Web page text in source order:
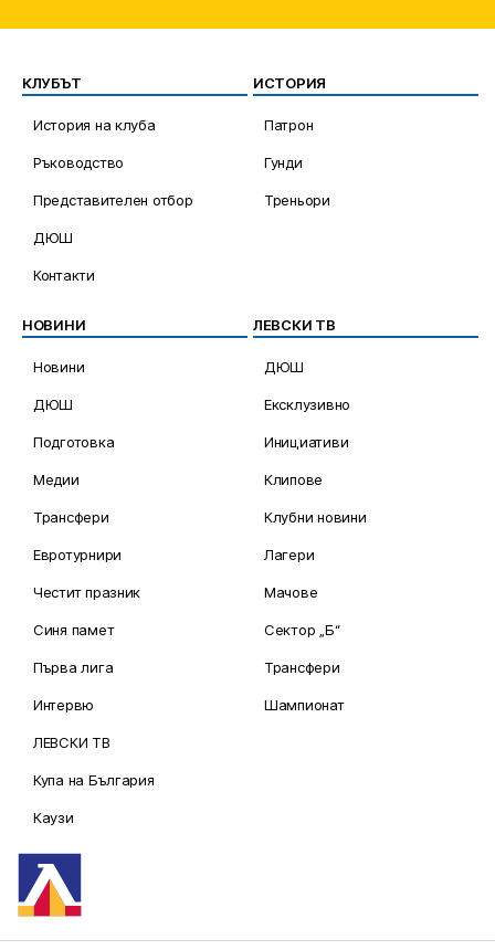
КЛУБЪТ
История на клуба
Ръководство
Представителен отбор
ДЮШ
Контакти
ИСТОРИЯ
Патрон
Гунди
Треньори
НОВИНИ
Новини
ДЮШ
Подготовка
Медии
Трансфери
Евротурнири
Честит празник
Синя памет
Първа лига
Интервю
ЛЕВСКИ ТВ
Купа на България
Каузи
ЛЕВСКИ ТВ
ДЮШ
Ексклузивно
Инициативи
Клипове
Клубни новини
Лагери
Мачове
Сектор „Б“
Трансфери
Шампионат